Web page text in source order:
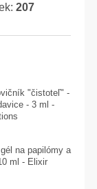
207
"čistoteľ" -
- 3 ml -
na papilómy a
ml - Elixir